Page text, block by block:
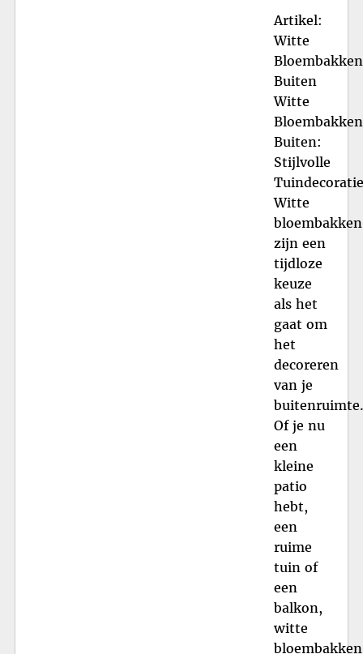
Artikel:
Witte
Bloembakken
Buiten
Witte
Bloembakken
Buiten:
Stijlvolle
Tuindecoratie
Witte
bloembakken
zijn een
tijdloze
keuze
als het
gaat om
het
decoreren
van je
buitenruimte.
Of je nu
een
kleine
patio
hebt,
een
ruime
tuin of
een
balkon,
witte
bloembakken